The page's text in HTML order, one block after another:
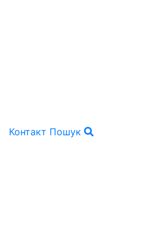
Контакт Пошук